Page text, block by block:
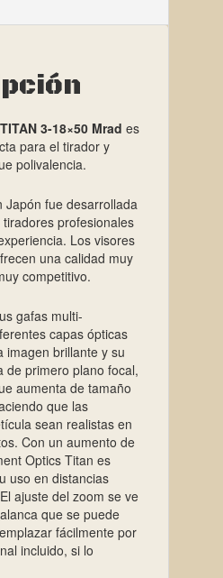
3-18×50 Mrad es
para el tirador y
polivalencia.
Japón fue desarrollada
profesionales
Los visores
una calidad muy
competitivo.
gafas multi-
capas ópticas
imagen brillante y su
de primero plano focal,
aumenta de tamaño
que las
sean realistas en
Con un aumento de
Optics Titan es
uso en distancias
ajuste del zoom se ve
que se puede
fácilmente por
incluido, si lo